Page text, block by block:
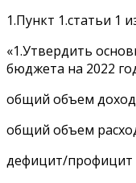
1.Пункт 1.статьи 1
«1.Утвердить
бюджета на 2022
общий объем
общий объем
дефицит/профицит